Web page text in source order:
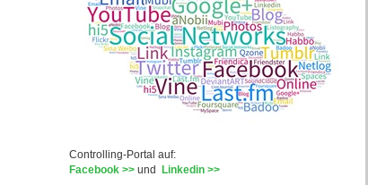
Controlling-Portal auf:
Facebook >>und Linkedin >>